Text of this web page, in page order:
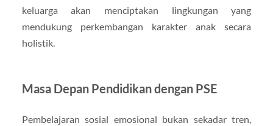
keluarga akan menciptakan lingkungan yang
mendukung perkembangan karakter anak secara
holistik.
Masa Depan Pendidikan dengan PSE
Pembelajaran sosial emosional bukan sekadar tren,